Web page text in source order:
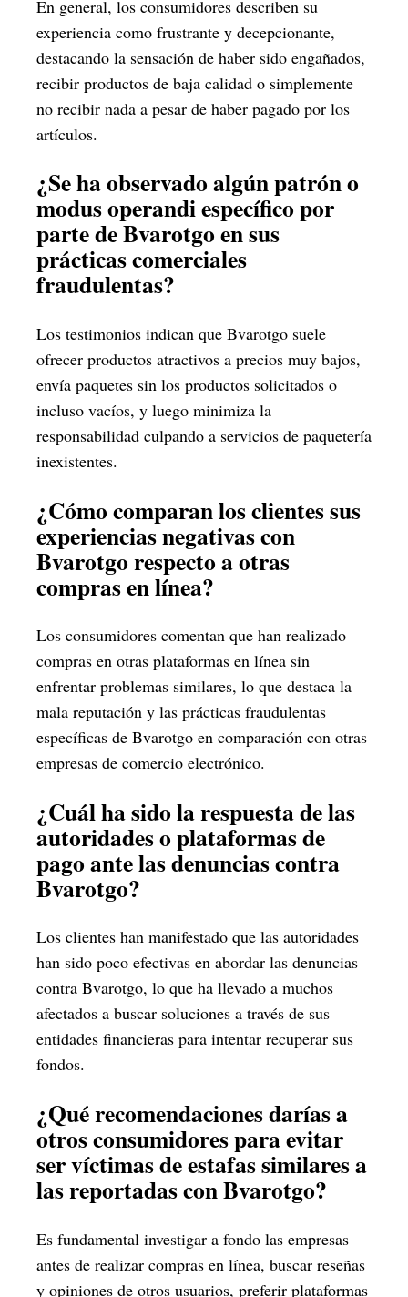
En general, los consumidores describen su
experiencia como frustrante y decepcionante,
destacando la sensación de haber sido engañados,
recibir productos de baja calidad o simplemente
no recibir nada a pesar de haber pagado por los
artículos.
¿Se ha observado algún patrón o
modus operandi específico por
parte de Bvarotgo en sus
prácticas comerciales
fraudulentas?
Los testimonios indican que Bvarotgo suele
ofrecer productos atractivos a precios muy bajos,
envía paquetes sin los productos solicitados o
incluso vacíos, y luego minimiza la
responsabilidad culpando a servicios de paquetería
inexistentes.
¿Cómo comparan los clientes sus
experiencias negativas con
Bvarotgo respecto a otras
compras en línea?
Los consumidores comentan que han realizado
compras en otras plataformas en línea sin
enfrentar problemas similares, lo que destaca la
mala reputación y las prácticas fraudulentas
específicas de Bvarotgo en comparación con otras
empresas de comercio electrónico.
¿Cuál ha sido la respuesta de las
autoridades o plataformas de
pago ante las denuncias contra
Bvarotgo?
Los clientes han manifestado que las autoridades
han sido poco efectivas en abordar las denuncias
contra Bvarotgo, lo que ha llevado a muchos
afectados a buscar soluciones a través de sus
entidades financieras para intentar recuperar sus
fondos.
¿Qué recomendaciones darías a
otros consumidores para evitar
ser víctimas de estafas similares a
las reportadas con Bvarotgo?
Es fundamental investigar a fondo las empresas
antes de realizar compras en línea, buscar reseñas
y opiniones de otros usuarios, preferir plataformas